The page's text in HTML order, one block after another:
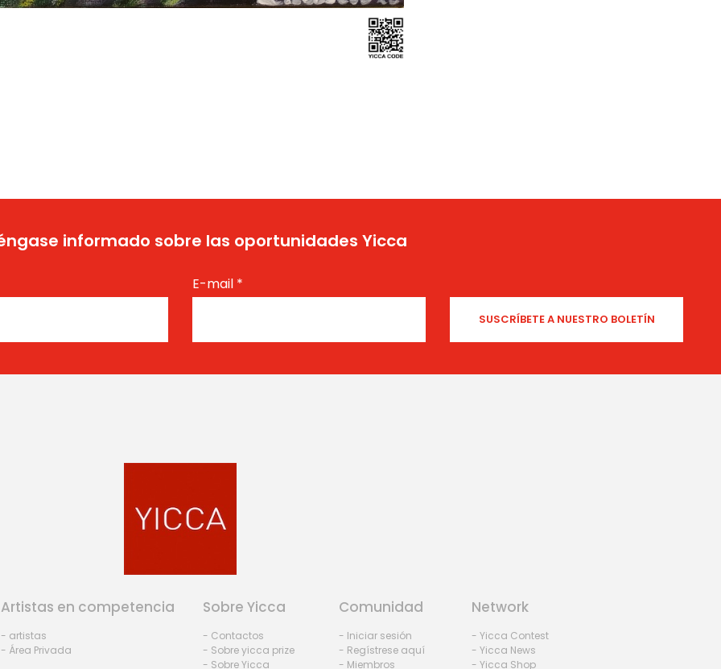
informado sobre las oportunidades Yicca
E-mail *
Artistas en competencia
- artistas
- Área Privada
Sobre Yicca
- Contactos
- Sobre yicca prize
- Sobre Yicca
Comunidad
- Iniciar sesión
- Regístrese aquí
- Miembros
Network
- Yicca Contest
- Yicca News
- Yicca Shop